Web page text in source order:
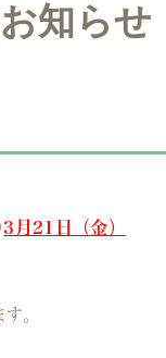
知らせ
3月21日（金）
。